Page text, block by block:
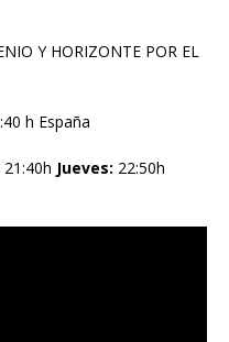
Y HORIZONTE POR EL
h España
21:40h Jueves: 22:50h